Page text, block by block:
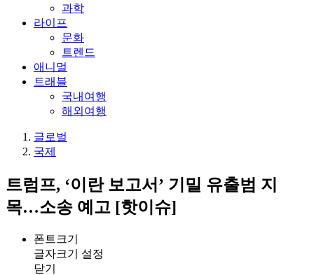
과학
라이프
문화
트렌드
애니멀
트래블
국내여행
해외여행
글로벌
국제
트럼프, ‘이란 보고서’ 기밀 유출범 지
목…소송 예고 [핫이슈]
폰트크기
글자크기 설정
닫기